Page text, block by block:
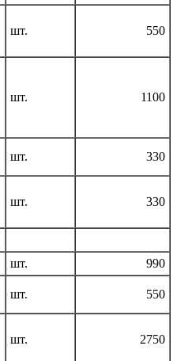
шт. 550
шт. 1100
шт. 330
шт. 330
шт. 990
шт. 550
шт. 2750